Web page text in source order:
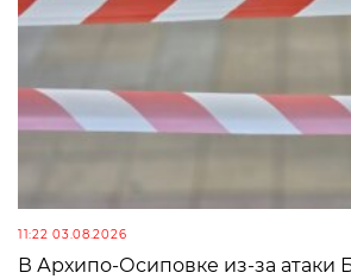
11:22 03.08.2026
В Архипо-Осиповке из-за атаки